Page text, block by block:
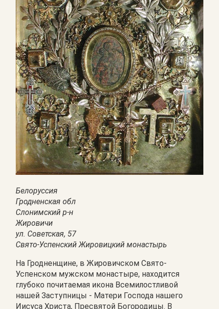
Белоруссия
Гродненская обл
Слонимский р-н
Жировичи
ул. Советская, 57
Свято-Успенский Жировицкий монастырь
На Гродненщине, в Жировичском Свято-
Успенском мужском монастыре, находится
глубоко почитаемая икона Всемилостливой
нашей Заступницы - Матери Господа нашего
Иисуса Христа, Пресвятой Богородицы. В